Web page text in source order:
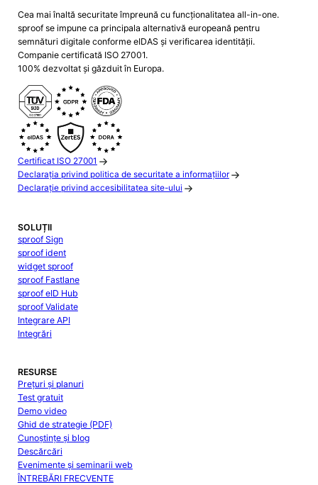
Cea mai înaltă securitate împreună cu funcționalitatea all-in-one.
sproof se impune ca principala alternativă europeană pentru
semnături digitale conforme eIDAS și verificarea identității.
Companie certificată ISO 27001.
100% dezvoltat și găzduit în Europa.
Certificat ISO 27001
Declarația privind politica de securitate a informațiilor
Declarație privind accesibilitatea site-ului
SOLUȚII
sproof Sign
sproof ident
widget sproof
sproof Fastlane
sproof eID Hub
sproof Validate
Integrare API
Integrări
RESURSE
Prețuri și planuri
Test gratuit
Demo video
Ghid de strategie (PDF)
Cunoștințe și blog
Descărcări
Evenimente și seminarii web
ÎNTREBĂRI FRECVENTE